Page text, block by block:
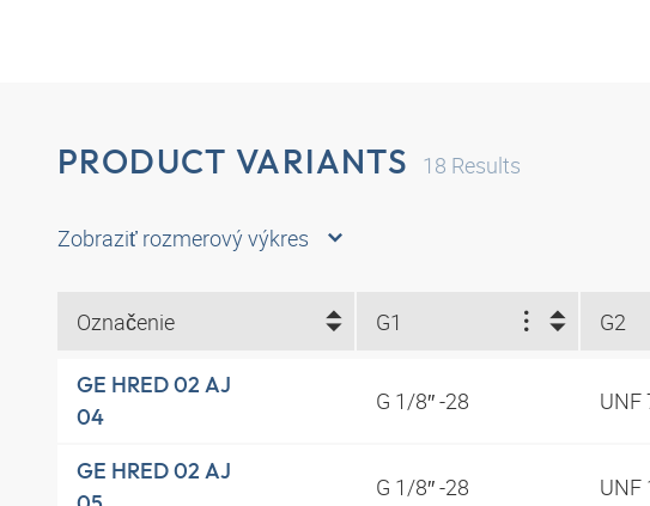
PRODUCT VARIANTS 18 Results
Zobraziť rozmerový výkres
Označenie G1 G2
GE HRED 02 AJ
04
G 1/8″ -28 UNF
GE HRED 02 AJ
G 1/8″ -28 UNF